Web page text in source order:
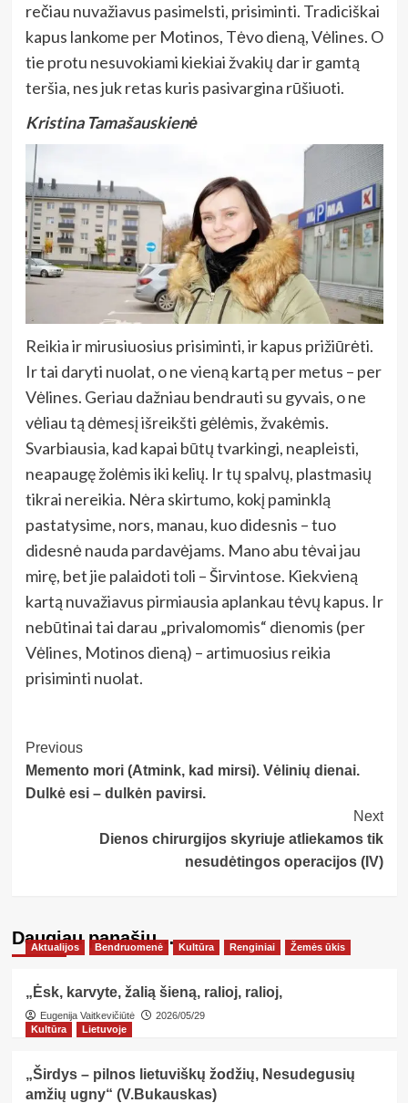
rečiau nuvažiavus pasimelsti, prisiminti. Tradiciškai
kapus lankome per Motinos, Tėvo dieną, Vėlines. O
tie protu nesuvokiami kiekiai žvakių dar ir gamtą
teršia, nes juk retas kuris pasivargina rūšiuoti.
Kristina Tamašauskienė
Reikia ir mirusiuosius prisiminti, ir kapus prižiūrėti.
Ir tai daryti nuolat, o ne vieną kartą per metus – per
Vėlines. Geriau dažniau bendrauti su gyvais, o ne
vėliau tą dėmesį išreikšti gėlėmis, žvakėmis.
Svarbiausia, kad kapai būtų tvarkingi, neapleisti,
neapaugę žolėmis iki kelių. Ir tų spalvų, plastmasių
tikrai nereikia. Nėra skirtumo, kokį paminklą
pastatysime, nors, manau, kuo didesnis – tuo
didesnė nauda pardavėjams. Mano abu tėvai jau
mirę, bet jie palaidoti toli – Širvintose. Kiekvieną
kartą nuvažiavus pirmiausia aplankau tėvų kapus. Ir
nebūtinai tai darau „privalomomis“ dienomis (per
Vėlines, Motinos dieną) – artimuosius reikia
prisiminti nuolat.
Post
Navigation
Previous
Memento mori (Atmink, kad mirsi). Vėlinių dienai.
Dulkė esi – dulkėn pavirsi.
Next
Dienos chirurgijos skyriuje atliekamos tik
nesudėtingos operacijos (IV)
Daugiau panašių…
Aktualijos Bendruomenė Kultūra Renginiai Žemės ūkis
„Ėsk, karvyte, žalią šieną, ralioj, ralioj,
Eugenija Vaitkevičiūtė
2026/05/29
Kultūra
Lietuvoje
„Širdys – pilnos lietuviškų žodžių, Nesudegusių
amžių ugny“ (V.Bukauskas)